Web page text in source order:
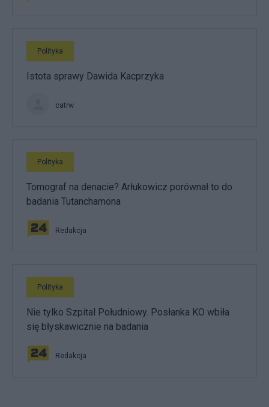
Polityka
Istota sprawy Dawida Kacprzyka
catrw
Polityka
Tomograf na denacie? Arłukowicz porównał to do
badania Tutanchamona
Redakcja
Polityka
Nie tylko Szpital Południowy. Posłanka KO wbiła
się błyskawicznie na badania
Redakcja